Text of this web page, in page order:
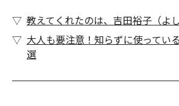
教えてくれたのは、吉田裕子（よ
大人も要注意！知らずに使ってい
選